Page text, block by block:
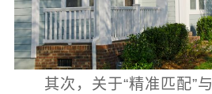
其次，关于“精准匹配”